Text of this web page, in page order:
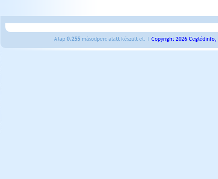
A lap 0.255 másodperc alatt készült el. | Copyright 2026